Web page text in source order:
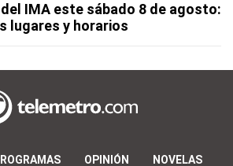
IMA este sábado 8 de agosto:
lugares y horarios
OPINIÓN NOVELAS